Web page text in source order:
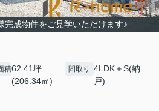
完成物件をご見学いただけます♪
積62.41坪
(206.34㎡)
間取り
4LDK＋S(納
戸)